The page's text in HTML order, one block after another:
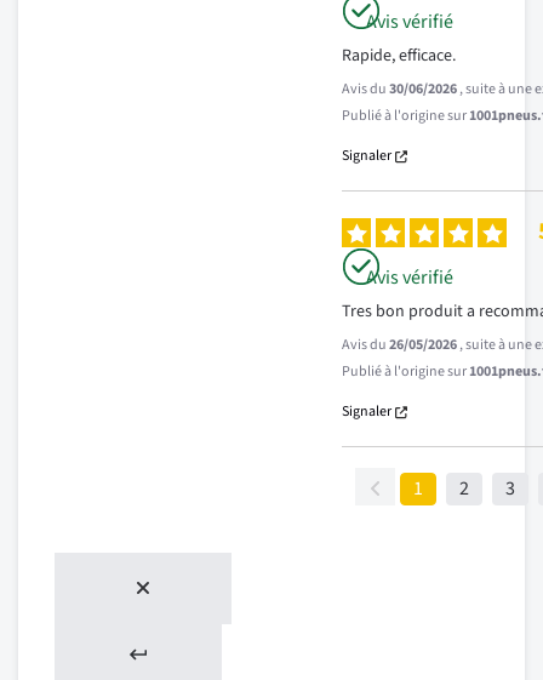
Avis vérifié
Rapide, efficace.
Avis du30/06/2026, suite à une
Publié à l'origine sur
Signaler
Avis vérifié
Tres bon produit a
Avis du26/05/2026, suite à une
Publié à l'origine sur
Signaler
1 2 3